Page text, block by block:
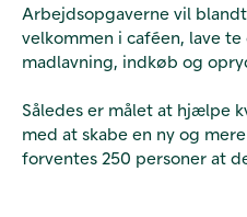
Arbejdsopgaverne vil
velkommen i caféen, lave
madlavning, indkøb og
Således er målet at hjælpe
med at skabe en ny og
forventes 250 personer at